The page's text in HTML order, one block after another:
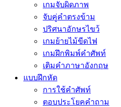
เกมจับผิดภาพ
จับคู่คำตรงข้าม
ปริศนาอักษรไขว้
เกมย้ายไม้ขีดไฟ
เกมฝึกพิมพ์คำศัพท์
เติมคำภาษาอังกฤษ
แบบฝึกหัด
การใช้คำศัพท์
ตอบประโยคคำถาม